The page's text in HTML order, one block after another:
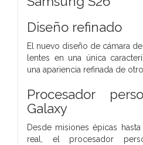
Diseño refinado
El nuevo diseño de cámara
lentes en una única
una apariencia refinada de otro
Procesador
Galaxy
Desde misiones épicas
real, el procesador